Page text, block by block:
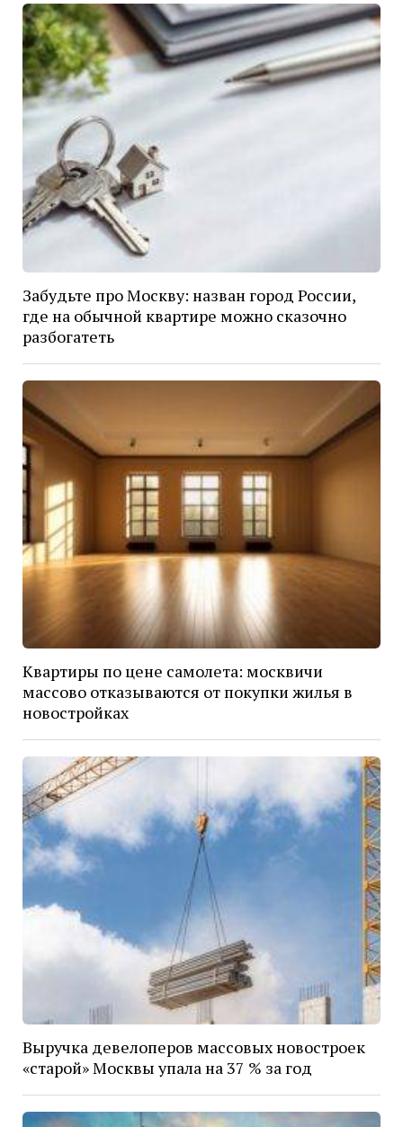
Забудьте про Москву: назван город России,
где на обычной квартире можно сказочно
разбогатеть
Квартиры по цене самолета: москвичи
массово отказываются от покупки жилья в
новостройках
Выручка девелоперов массовых новостроек
«старой» Москвы упала на 37 % за год